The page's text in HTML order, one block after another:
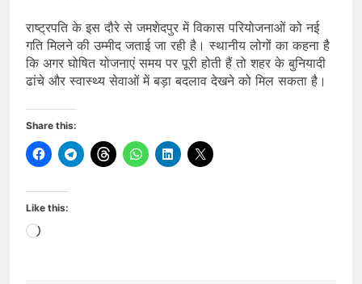
राष्ट्रपति के इस दौरे से जमशेदपुर में विकास परियोजनाओं को नई
गति मिलने की उम्मीद जताई जा रही है। स्थानीय लोगों का कहना है
कि अगर घोषित योजनाएं समय पर पूरी होती हैं तो शहर के बुनियादी
ढांचे और स्वास्थ्य सेवाओं में बड़ा बदलाव देखने को मिल सकता है।
Share this:
Like this:
Loading…